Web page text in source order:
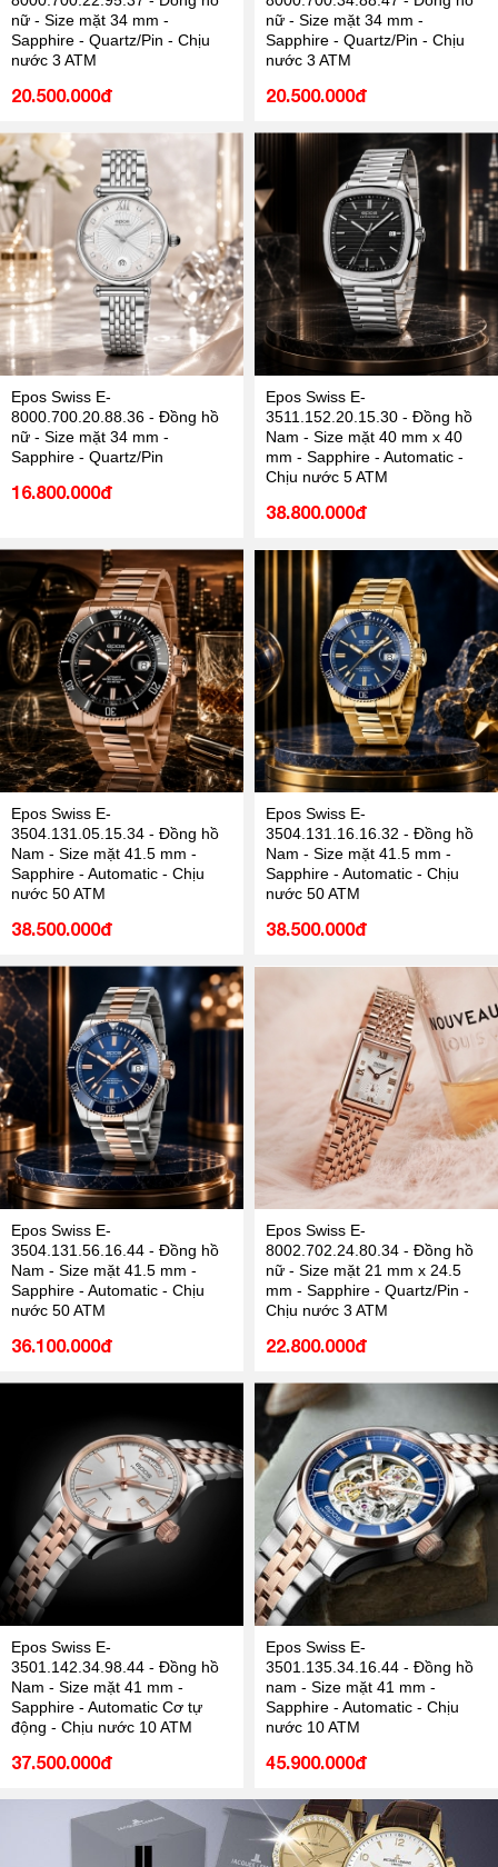
nữ - Size mặt 34 mm -
Sapphire - Quartz/Pin - Chịu
nước 3 ATM
20.500.000đ
nữ - Size mặt 34 mm -
Sapphire - Quartz/Pin - Chịu
nước 3 ATM
20.500.000đ
Epos Swiss E-
8000.700.20.88.36 - Đồng hồ
nữ - Size mặt 34 mm -
Sapphire - Quartz/Pin
16.800.000đ
Epos Swiss E-
3511.152.20.15.30 - Đồng hồ
Nam - Size mặt 40 mm x 40
mm - Sapphire - Automatic -
Chịu nước 5 ATM
38.800.000đ
Epos Swiss E-
3504.131.05.15.34 - Đồng hồ
Nam - Size mặt 41.5 mm -
Sapphire - Automatic - Chịu
nước 50 ATM
38.500.000đ
Epos Swiss E-
3504.131.16.16.32 - Đồng hồ
Nam - Size mặt 41.5 mm -
Sapphire - Automatic - Chịu
nước 50 ATM
38.500.000đ
Epos Swiss E-
3504.131.56.16.44 - Đồng hồ
Nam - Size mặt 41.5 mm -
Sapphire - Automatic - Chịu
nước 50 ATM
36.100.000đ
Epos Swiss E-
8002.702.24.80.34 - Đồng hồ
nữ - Size mặt 21 mm x 24.5
mm - Sapphire - Quartz/Pin -
Chịu nước 3 ATM
22.800.000đ
Epos Swiss E-
3501.142.34.98.44 - Đồng hồ
Nam - Size mặt 41 mm -
Sapphire - Automatic Cơ tự
động - Chịu nước 10 ATM
37.500.000đ
Epos Swiss E-
3501.135.34.16.44 - Đồng hồ
nam - Size mặt 41 mm -
Sapphire - Automatic - Chịu
nước 10 ATM
45.900.000đ